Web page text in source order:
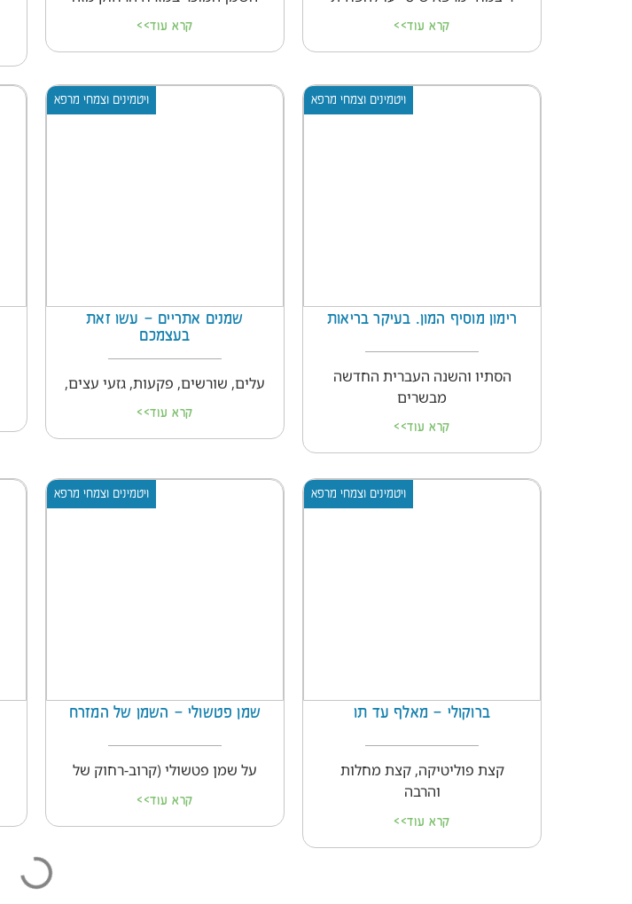
קרא עוד>> קרא עוד>>
ויטמינים וצמחי מרפא
רימון מוסיף המון. בעיקר בריאות
הסתיו והשנה העברית החדשה
מבשרים
קרא עוד>>
ויטמינים וצמחי מרפא
שמנים אתריים – עשו זאת
בעצמכם
עלים, שורשים, פקעות, גזעי עצים,
קרא עוד>>
ויטמינים וצמחי מרפא
ברוקולי – מאלף עד תו
קצת פוליטיקה, קצת מחלות
והרבה
קרא עוד>>
ויטמינים וצמחי מרפא
שמן פטשולי – השמן של המזרח
על שמן פטשולי (קרוב-רחוק של
קרא עוד>>